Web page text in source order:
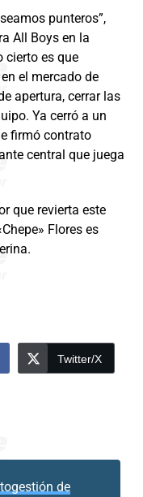
punteros”,
All Boys en la
cierto es que
el mercado de
apertura, cerrar las
Ya cerró a un
firmó contrato
central que juega
que revierta este
Flores es
Twitter/X
de